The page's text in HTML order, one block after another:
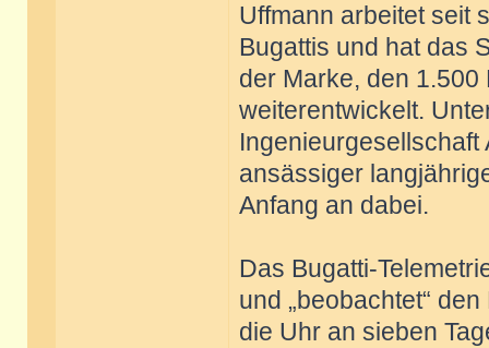
Uffmann arbeitet seit
Bugattis und hat das
der Marke, den
weiterentwickelt.
ansässiger
Anfang an dabei.
Das Bugatti-
und „beobachtet“
die Uhr an sieben